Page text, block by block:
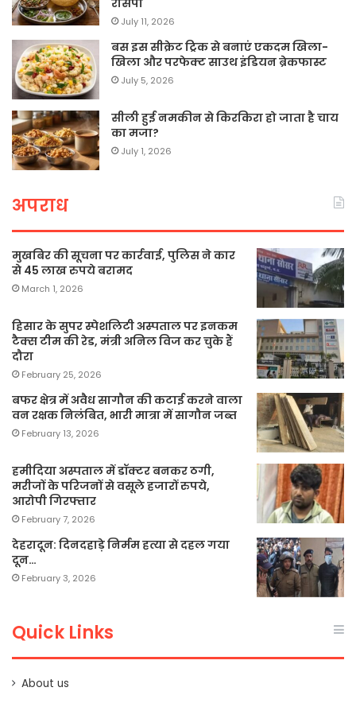
रेसिपी
July 11, 2026
बस इस सीक्रेट ट्रिक से बनाएं एकदम खिला-
खिला और परफेक्ट साउथ इंडियन ब्रेकफास्ट
July 5, 2026
सीली हुई नमकीन से किरकिरा हो जाता है चाय
का मजा?
July 1, 2026
अपराध
मुखबिर की सूचना पर कार्रवाई, पुलिस ने कार
से 45 लाख रुपये बरामद
March 1, 2026
हिसार के सुपर स्पेशलिटी अस्पताल पर इनकम
टैक्स टीम की रेड, मंत्री अनिल विज कर चुके हैं
दौरा
February 25, 2026
बफर क्षेत्र में अवैध सागौन की कटाई करने वाला
वन रक्षक निलंबित, भारी मात्रा में सागौन जब्त
February 13, 2026
हमीदिया अस्पताल में डॉक्टर बनकर ठगी,
मरीजों के परिजनों से वसूले हजारों रुपये,
आरोपी गिरफ्तार
February 7, 2026
देहरादून: दिनदहाड़े निर्मम हत्या से दहल गया
दून…
February 3, 2026
Quick Links
About us